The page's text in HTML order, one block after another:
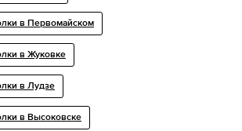
в Первомайском
в Жуковке
в Лудзе
в Высоковске